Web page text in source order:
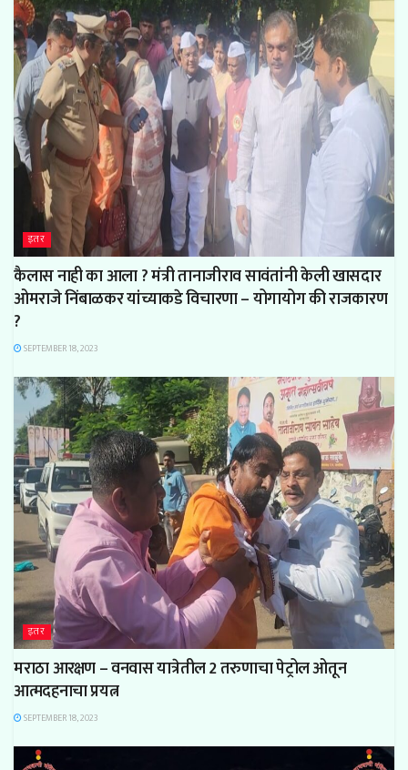
इतर
कैलास नाही का आला ? मंत्री तानाजीराव सावंतांनी केली खासदार
ओमराजे निंबाळकर यांच्याकडे विचारणा – योगायोग की राजकारण
?
SEPTEMBER 18, 2023
इतर
मराठा आरक्षण – वनवास यात्रेतील 2 तरुणाचा पेट्रोल ओतून
आत्मदहनाचा प्रयत्न
SEPTEMBER 18, 2023